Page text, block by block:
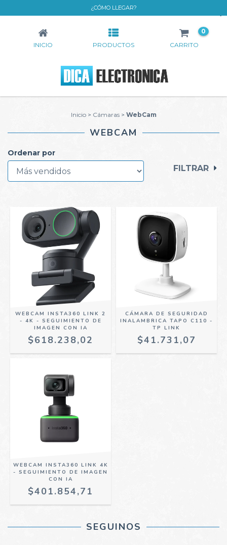
¿CÓMO LLEGAR?
INICIO PRODUCTOS CARRITO
0
Inicio > Cámaras > WebCam
WEBCAM
Ordenar por
FILTRAR
WEBCAM INSTA360 LINK 2
- 4K - SEGUIMIENTO DE
IMAGEN CON IA
$618.238,02
CÁMARA DE SEGURIDAD
INALAMBRICA TAPO C110 -
TP LINK
$41.731,07
WEBCAM INSTA360 LINK 4K
- SEGUIMIENTO DE IMAGEN
CON IA
$401.854,71
SEGUINOS